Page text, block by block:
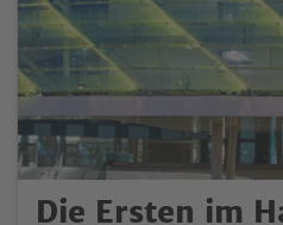
Die Ersten im